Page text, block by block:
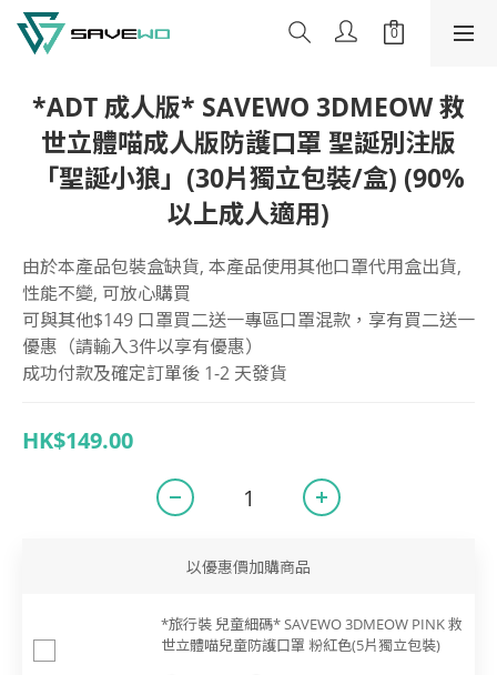
*ADT 成人版* SAVEWO 3DMEOW 救
世立體喵成人版防護口罩 聖誕別注版
「聖誕小狼」(30片獨立包裝/盒) (90%
以上成人適用)
由於本產品包裝盒缺貨, 本產品使用其他口罩代用盒出貨,
性能不變, 可放心購買
可與其他$149 口罩買二送一專區口罩混款，享有買二送一
優惠（請輸入3件以享有優惠）
成功付款及確定訂單後 1-2 天發貨
HK$149.00
以優惠價加購商品
*旅行裝 兒童細碼* SAVEWO 3DMEOW PINK 救
世立體喵兒童防護口罩 粉紅色(5片獨立包裝)